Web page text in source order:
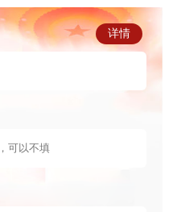
详情